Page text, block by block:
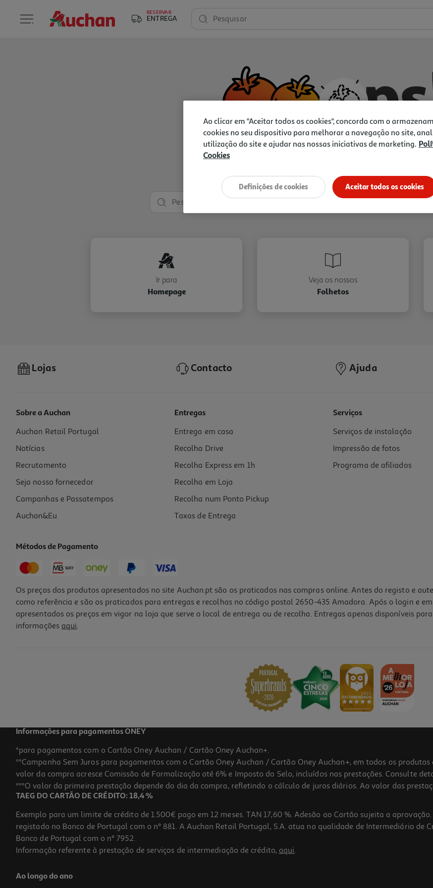
RESERVAR
ENTREGA Pesquisar
Vamos tentar de novo?
Ir para
Homepage
Veja os nossos
Folhetos
Lojas Contacto Ajuda
Sobre a Auchan
Auchan Retail Portugal
Notícias
Recrutamento
Seja nosso fornecedor
Campanhas e Passatempos
Auchan&Eu
Entregas
Entrega em casa
Recolha Drive
Recolha Express em 1h
Recolha em Loja
Recolha num Ponto Pickup
Taxas de Entrega
Serviços
Serviços de instalação
Impressão de fotos
Programa de afiliados
Métodos de Pagamento
Os preços dos produtos apresentados no site Auchan.pt são os praticados nas compras online. Antes do registo e
como referência e são os praticados para entregas e recolhas no código postal 2650-435 Amadora. Após o login e
apresentados os preços em vigor na loja que serve o local de entrega ou de recolha. Entregas apenas disponíveis
informações aqui.
Informações para pagamentos ONEY
*para pagamentos com o Cartão Oney Auchan / Cartão Oney Auchan+.
**Campanha Sem Juros para pagamentos com o Cartão Oney Auchan / Cartão Oney Auchan+, em todos os
valor da compra acresce Comissão de Formalização até 6% e Imposto do Selo, incluídos nas prestações. Consulte
***O valor da primeira prestação depende do dia da compra, refletindo o cálculo de juros diários. Ao valor das
TAEG DO CARTÃO DE CRÉDITO: 18,4 %
Exemplo para um limite de crédito de 1.500€ pago em 12 meses. TAN 17,60 %. Adesão ao Cartão sujeita a
registado no Banco de Portugal com o nº 881. A Auchan Retail Portugal, S.A. atua na qualidade de Intermediário de
Banco de Portugal com o nº 7952.
Informação referente à prestação de serviços de intermediação de crédito, aqui.
Ao longo do ano
Ao clicar em "Aceitar todos os cookies", concorda com o
cookies no seu dispositivo para melhorar a navegação no site,
utilização do site e ajudar nas nossas iniciativas de marketing.
Cookies
Aceitar todos os cookies
Definições de cookies